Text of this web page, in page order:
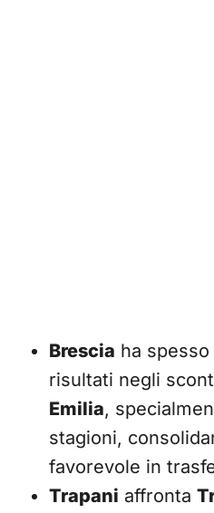
Brescia ha
risultati negli
Emilia,
stagioni,
favorevole in
Trapani affronta